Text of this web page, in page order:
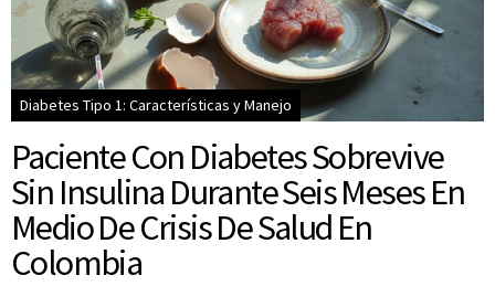
Diabetes Tipo 1: Características y Manejo
Paciente Con Diabetes Sobrevive
Sin Insulina Durante Seis Meses En
Medio De Crisis De Salud En
Colombia